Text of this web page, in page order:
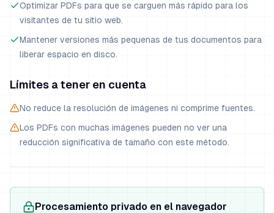
Optimizar PDFs para que se carguen más rápido para los
visitantes de tu sitio web.
Mantener versiones más pequenas de tus documentos para
liberar espacio en disco.
Límites a tener en cuenta
No reduce la resolución de imágenes ni comprime fuentes.
Los PDFs con muchas imágenes pueden no ver una
reducción significativa de tamaño con este método.
Procesamiento privado en el navegador